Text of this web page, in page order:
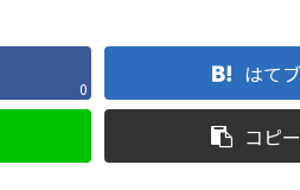
0
はてブ
コピー